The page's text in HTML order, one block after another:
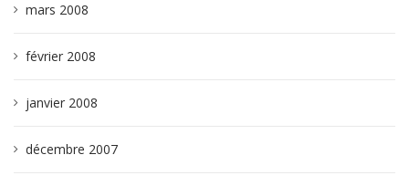
mars 2008
février 2008
janvier 2008
décembre 2007